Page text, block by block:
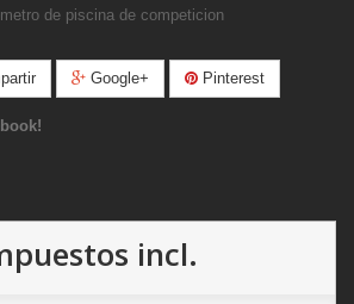
de piscina de competicion
Google+ Pinterest
incl.